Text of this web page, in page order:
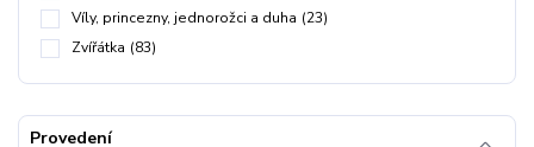
Víly, princezny, jednorožci a duha (23)
Zvířátka (83)
Provedení